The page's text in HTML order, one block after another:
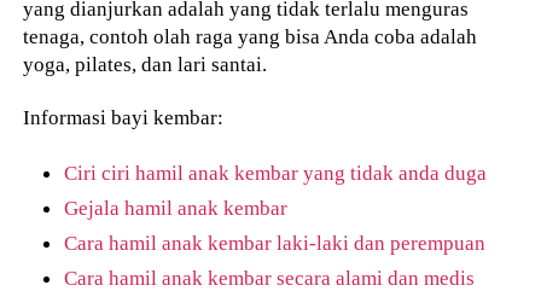
yang dianjurkan adalah yang tidak terlalu menguras
tenaga, contoh olah raga yang bisa Anda coba adalah
yoga, pilates, dan lari santai.
Informasi bayi kembar:
Ciri ciri hamil anak kembar yang tidak anda duga
Gejala hamil anak kembar
Cara hamil anak kembar laki-laki dan perempuan
Cara hamil anak kembar secara alami dan medis